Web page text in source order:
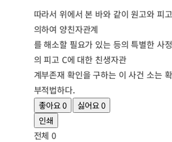
따라서 위에서 본 바와 같이 원고와 피
의하여 양친자관계
를 해소할 필요가 있는 등의 특별한 사
의 피고 C에 대한 친생자관
계부존재 확인을 구하는 이 사건 소는
부적법하다.
좋아요0 싫어요0
인쇄
전체0